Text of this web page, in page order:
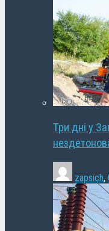
Три дні у
zapsich,